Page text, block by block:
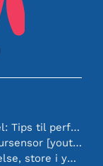
Lodning som en professionel: Tips til perfekte elektroniske forbindelser
Valg af den rigtige temperatursensor [youtube]
18650 Batterier: Små i størrelse, store i ydeevne